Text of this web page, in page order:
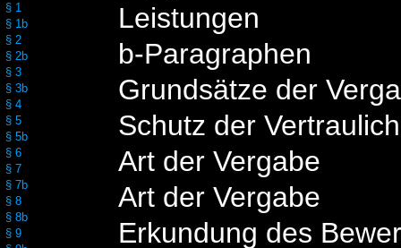
§ 1
§ 1b
§ 2
§ 2b
§ 3
§ 3b
§ 4
§ 5
§ 5b
§ 6
§ 7
§ 7b
§ 8
§ 8b
§ 9
Leistungen
b-Paragraphen
Grundsätze der
Schutz der
Art der Vergabe
Art der Vergabe
Erkundung des